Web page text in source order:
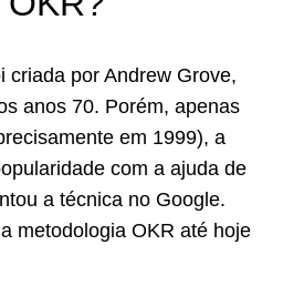
criada por Andrew Grove,
anos 70. Porém, apenas
em 1999), a
com a ajuda de
a técnica no Google.
metodologia OKR até hoje